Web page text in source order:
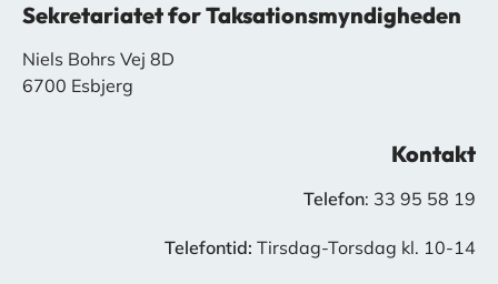
Sekretariatet for Taksationsmyndigheden
Niels Bohrs Vej 8D
6700 Esbjerg
Kontakt
Telefon: 33 95 58 19
Telefontid: Tirsdag-Torsdag kl. 10-14